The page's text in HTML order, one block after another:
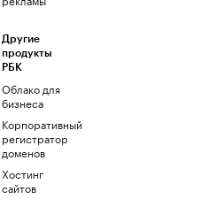
Другие
продукты
РБК
Облако для
бизнеса
Корпоративный
регистратор
доменов
Хостинг
сайтов